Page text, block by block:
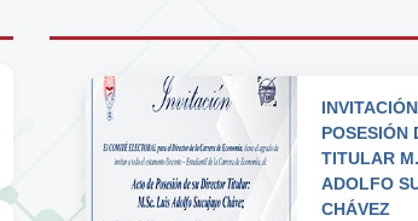
POSESIÓN
TITULAR
ADOLFO
CHÁVEZ